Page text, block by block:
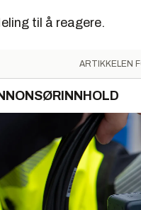
til å reagere.
ARTIKKELEN